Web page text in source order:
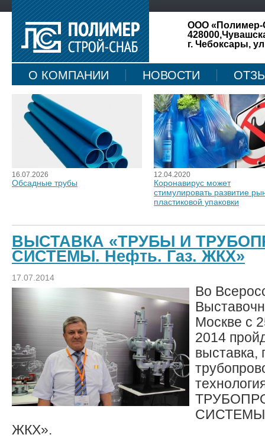
ООО «Полимер-
г. Чебоксары,
О КОМПАНИИ НОВОСТИ
КАРТА САЙТА
16.07.2026
Обсадные трубы
12.04.2020
Коронавирус может
стимулировать развитие
пластиковой упаковки
ВЫСТАВКА «ТРУБЫ И
СИСТЕМЫ. Нефть. Газ. ЖКХ»
17.07.2014
Во
Москве с
2014
выставка,
СИСТЕМЫ.
ЖКХ».